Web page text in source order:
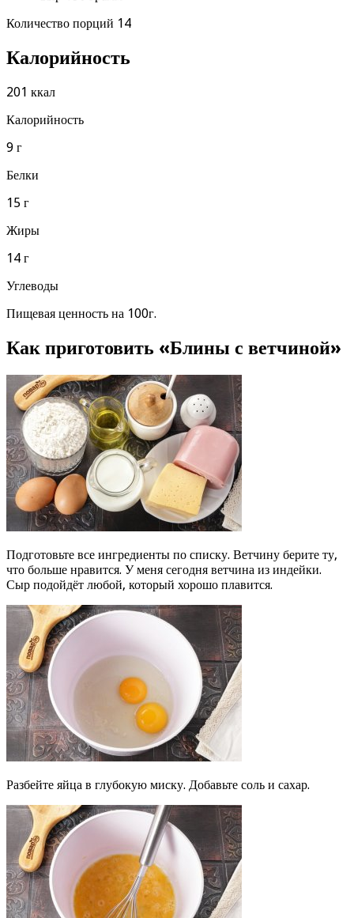
Количество порций 14
Калорийность
201 ккал
Калорийность
9 г
Белки
15 г
Жиры
14 г
Углеводы
Пищевая ценность на 100г.
Как приготовить «Блины с ветчиной»
Подготовьте все ингредиенты по списку. Ветчину берите ту,
что больше нравится. У меня сегодня ветчина из индейки.
Сыр подойдёт любой, который хорошо плавится.
Разбейте яйца в глубокую миску. Добавьте соль и сахар.